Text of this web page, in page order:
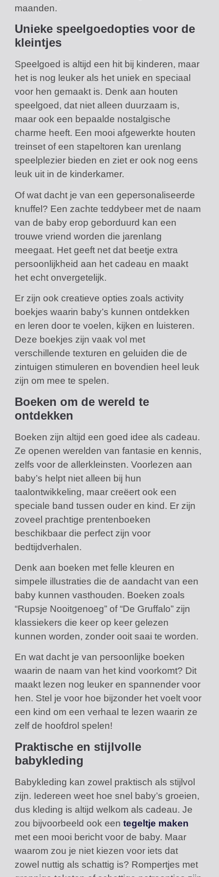
maanden.
Unieke speelgoedopties voor de
kleintjes
Speelgoed is altijd een hit bij kinderen, maar
het is nog leuker als het uniek en speciaal
voor hen gemaakt is. Denk aan houten
speelgoed, dat niet alleen duurzaam is,
maar ook een bepaalde nostalgische
charme heeft. Een mooi afgewerkte houten
treinset of een stapeltoren kan urenlang
speelplezier bieden en ziet er ook nog eens
leuk uit in de kinderkamer.
Of wat dacht je van een gepersonaliseerde
knuffel? Een zachte teddybeer met de naam
van de baby erop geborduurd kan een
trouwe vriend worden die jarenlang
meegaat. Het geeft net dat beetje extra
persoonlijkheid aan het cadeau en maakt
het echt onvergetelijk.
Er zijn ook creatieve opties zoals activity
boekjes waarin baby’s kunnen ontdekken
en leren door te voelen, kijken en luisteren.
Deze boekjes zijn vaak vol met
verschillende texturen en geluiden die de
zintuigen stimuleren en bovendien heel leuk
zijn om mee te spelen.
Boeken om de wereld te
ontdekken
Boeken zijn altijd een goed idee als cadeau.
Ze openen werelden van fantasie en kennis,
zelfs voor de allerkleinsten. Voorlezen aan
baby’s helpt niet alleen bij hun
taalontwikkeling, maar creëert ook een
speciale band tussen ouder en kind. Er zijn
zoveel prachtige prentenboeken
beschikbaar die perfect zijn voor
bedtijdverhalen.
Denk aan boeken met felle kleuren en
simpele illustraties die de aandacht van een
baby kunnen vasthouden. Boeken zoals
“Rupsje Nooitgenoeg” of “De Gruffalo” zijn
klassiekers die keer op keer gelezen
kunnen worden, zonder ooit saai te worden.
En wat dacht je van persoonlijke boeken
waarin de naam van het kind voorkomt? Dit
maakt lezen nog leuker en spannender voor
hen. Stel je voor hoe bijzonder het voelt voor
een kind om een verhaal te lezen waarin ze
zelf de hoofdrol spelen!
Praktische en stijlvolle
babykleding
Babykleding kan zowel praktisch als stijlvol
zijn. Iedereen weet hoe snel baby’s groeien,
dus kleding is altijd welkom als cadeau. Je
zou bijvoorbeeld ook een tegeltje maken
met een mooi bericht voor de baby. Maar
waarom zou je niet kiezen voor iets dat
zowel nuttig als schattig is? Rompertjes met